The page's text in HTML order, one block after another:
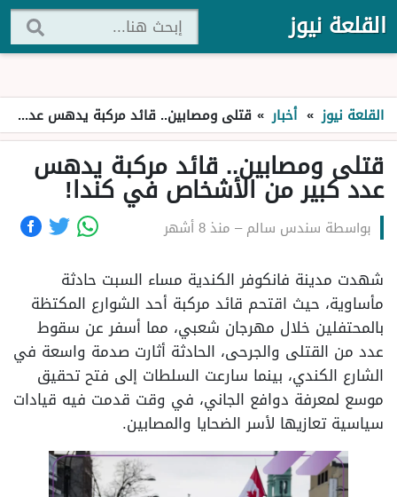
القلعة نيوز
القلعة نيوز » أخبار » قتلى ومصابين.. قائد مركبة يدهس عدد كبير من الأشخاص في كندا!
قتلى ومصابين.. قائد مركبة يدهس
عدد كبير من الأشخاص في كندا!
بواسطة سندس سالم– منذ 8 أشهر
شهدت مدينة فانكوفر الكندية مساء السبت حادثة
مأساوية، حيث اقتحم قائد مركبة أحد الشوارع المكتظة
بالمحتفلين خلال مهرجان شعبي، مما أسفر عن سقوط
عدد من القتلى والجرحى، الحادثة أثارت صدمة واسعة في
الشارع الكندي، بينما سارعت السلطات إلى فتح تحقيق
موسع لمعرفة دوافع الجاني، في وقت قدمت فيه قيادات
سياسية تعازيها لأسر الضحايا والمصابين.